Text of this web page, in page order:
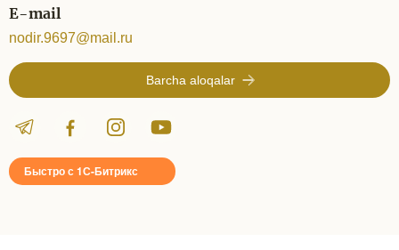
E-mail
nodir.9697@mail.ru
Barcha aloqalar
Быстро с 1С-Битрикс